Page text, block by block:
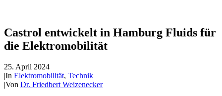
Castrol entwickelt in Hamburg Fluids für
die Elektromobilität
25. April 2024
|In Elektromobilität, Technik
|Von Dr. Friedbert Weizenecker